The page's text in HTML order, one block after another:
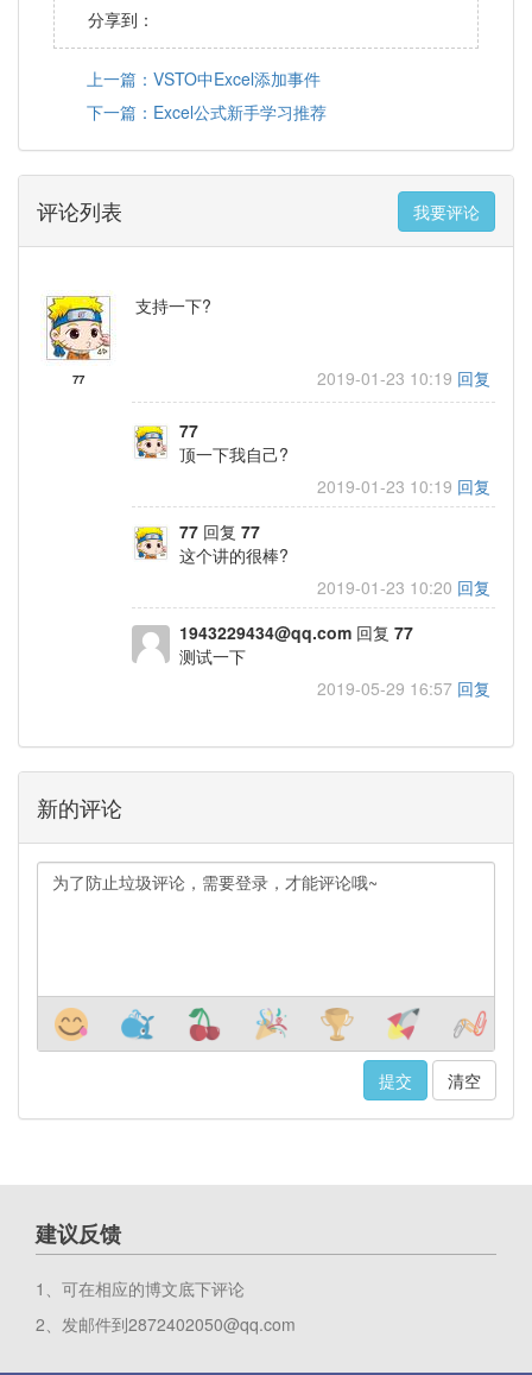
分享到：
上一篇：VSTO中Excel添加事件
下一篇：Excel公式新手学习推荐
评论列表 我要评论
77
支持一下?
2019-01-23 10:19 回复
77
顶一下我自己?
2019-01-23 10:19 回复
77 回复 77
这个讲的很棒?
2019-01-23 10:20 回复
1943229434@qq.com 回复 77
测试一下
2019-05-29 16:57 回复
新的评论
清空
建议反馈
1、可在相应的博文底下评论
2、发邮件到2872402050@qq.com